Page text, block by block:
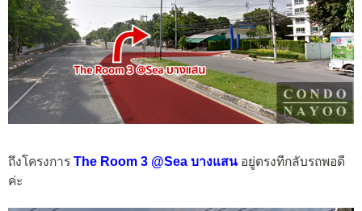
ถึงโครงการ The Room 3 @Sea บางแสน อยู่ตรงทีกลับรถพอดี
ค่ะ